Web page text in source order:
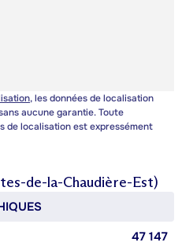
, les données de localisation
aucune garantie. Toute
de localisation est expressément
de-la-Chaudière-Est)
47 147